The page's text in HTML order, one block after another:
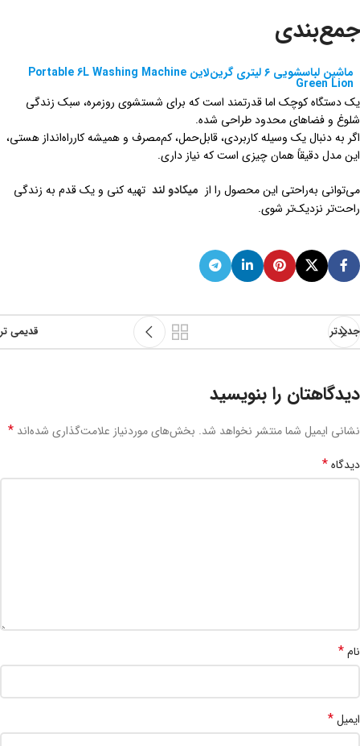
جمع‌بندی
ماشین لباسشویی ۶ لیتری گرین‌لاین Portable 6L Washing Machine
Green Lion
یک دستگاه کوچک اما قدرتمند است که برای شستشوی روزمره، سبک زندگی
شلوغ و فضاهای محدود طراحی شده.
اگر به دنبال یک وسیله کاربردی، قابل‌حمل، کم‌مصرف و همیشه کارراه‌انداز هستی،
این مدل دقیقاً همان چیزی است که نیاز داری.
می‌توانی به‌راحتی این محصول را از میکادو لند تهیه کنی و یک قدم به زندگی
راحت‌تر نزدیک‌تر شوی.
جدیدتر قدیمی تر
دیدگاهتان را بنویسید
نشانی ایمیل شما منتشر نخواهد شد. بخش‌های موردنیاز علامت‌گذاری شده‌اند *
دیدگاه*
نام*
ایمیل*